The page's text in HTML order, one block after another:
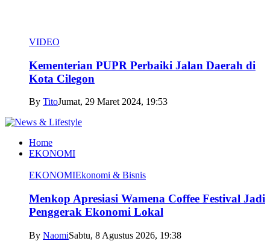
VIDEO
Kementerian PUPR Perbaiki Jalan Daerah di
Kota Cilegon
By TitoJumat, 29 Maret 2024, 19:53
Home
EKONOMI
EKONOMIEkonomi & Bisnis
Menkop Apresiasi Wamena Coffee Festival Jadi
Penggerak Ekonomi Lokal
By NaomiSabtu, 8 Agustus 2026, 19:38